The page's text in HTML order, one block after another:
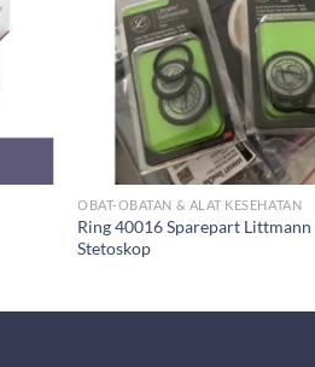
OBAT-OBATAN & ALAT KESEHATAN
Ring 40016 Sparepart Littmann
Stetoskop